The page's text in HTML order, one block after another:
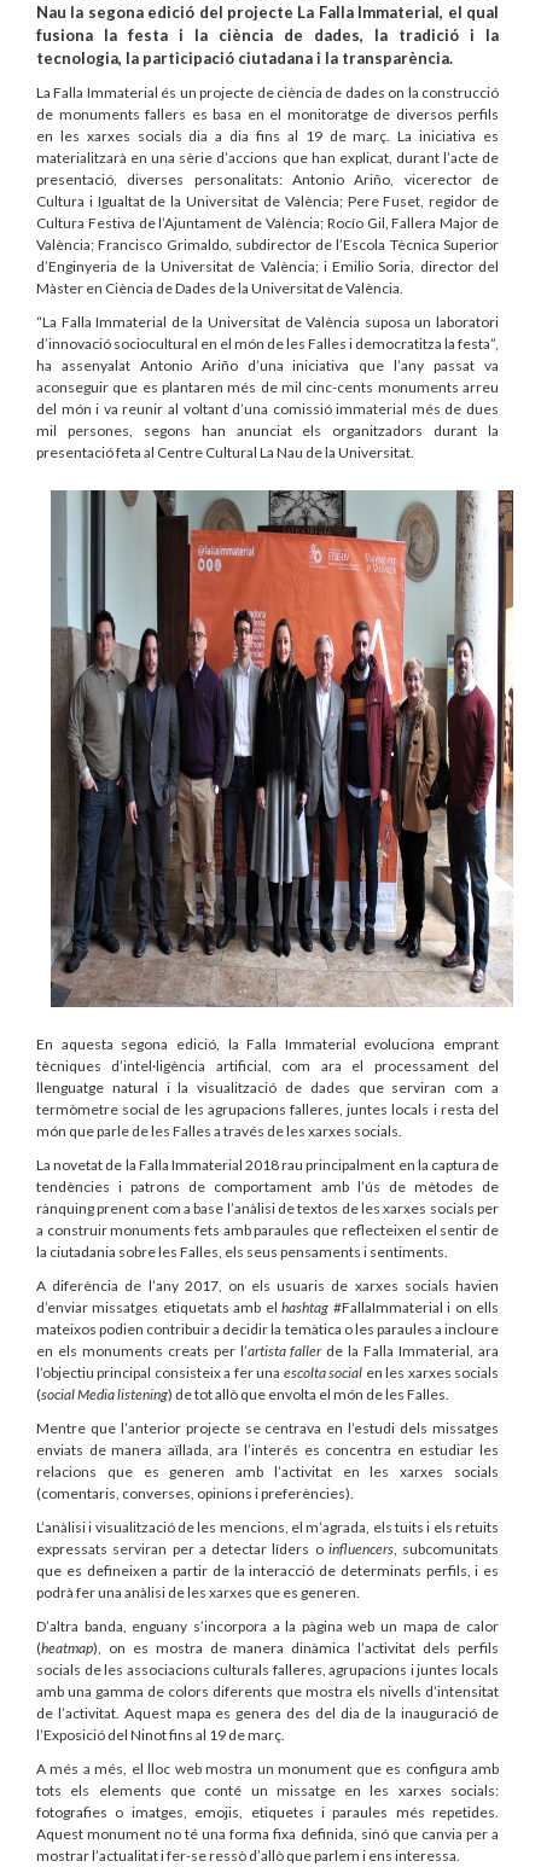
Nau la segona edició del projecte La Falla Immaterial, el qual
fusiona la festa i la ciència de dades, la tradició i la
tecnologia, la participació ciutadana i la transparència.
La Falla Immaterial és un projecte de ciència de dades on la construcció
de monuments fallers es basa en el monitoratge de diversos perfils
en les xarxes socials dia a dia fins al 19 de març. La iniciativa es
materialitzarà en una sèrie d’accions que han explicat, durant l’acte de
presentació, diverses personalitats: Antonio Ariño, vicerector de
Cultura i Igualtat de la Universitat de València; Pere Fuset, regidor de
Cultura Festiva de l’Ajuntament de València; Rocío Gil, Fallera Major de
València; Francisco Grimaldo, subdirector de l’Escola Tècnica Superior
d’Enginyeria de la Universitat de València; i Emilio Soria, director del
Màster en Ciència de Dades de la Universitat de València.
“La Falla Immaterial de la Universitat de València suposa un laboratori
d’innovació sociocultural en el món de les Falles i democratitza la festa”,
ha assenyalat Antonio Ariño d’una iniciativa que l’any passat va
aconseguir que es plantaren més de mil cinc-cents monuments arreu
del món i va reunir al voltant d’una comissió immaterial més de dues
mil persones, segons han anunciat els organitzadors durant la
presentació feta al Centre Cultural La Nau de la Universitat.
En aquesta segona edició, la Falla Immaterial evoluciona emprant
tècniques d’intel·ligència artificial, com ara el processament del
llenguatge natural i la visualització de dades que serviran com a
termòmetre social de les agrupacions falleres, juntes locals i resta del
món que parle de les Falles a través de les xarxes socials.
La novetat de la Falla Immaterial 2018 rau principalment en la captura de
tendències i patrons de comportament amb l’ús de mètodes de
rànquing prenent com a base l’anàlisi de textos de les xarxes socials per
a construir monuments fets amb paraules que reflecteixen el sentir de
la ciutadania sobre les Falles, els seus pensaments i sentiments.
A diferència de l’any 2017, on els usuaris de xarxes socials havien
d’enviar missatges etiquetats amb elhashtag #FallaImmaterial i on ells
mateixos podien contribuir a decidir la temàtica o les paraules a incloure
en els monuments creats per l’artista fallerde la Falla Immaterial, ara
l’objectiu principal consisteix a fer una escolta social en les xarxes socials
(social Media listening) de tot allò que envolta el món de les Falles.
Mentre que l’anterior projecte se centrava en l’estudi dels missatges
enviats de manera aïllada, ara l’interés es concentra en estudiar les
relacions que es generen amb l’activitat en les xarxes socials
(comentaris, converses, opinions i preferències).
L’anàlisi i visualització de les mencions, el m’agrada, els tuits i els retuits
expressats serviran per a detectar líders o influencers, subcomunitats
que es defineixen a partir de la interacció de determinats perfils, i es
podrà fer una anàlisi de les xarxes que es generen.
D’altra banda, enguany s’incorpora a la pàgina web un mapa de calor
(heatmap), on es mostra de manera dinàmica l’activitat dels perfils
socials de les associacions culturals falleres, agrupacions i juntes locals
amb una gamma de colors diferents que mostra els nivells d’intensitat
de l’activitat. Aquest mapa es genera des del dia de la inauguració de
l’Exposició del Ninot fins al 19 de març.
A més a més, el lloc web mostra un monument que es configura amb
tots els elements que conté un missatge en les xarxes socials:
fotografies o imatges, emojis, etiquetes i paraules més repetides.
Aquest monument no té una forma fixa definida, sinó que canvia per a
mostrar l’actualitat i fer-se ressò d’allò que parlem i ens interessa.